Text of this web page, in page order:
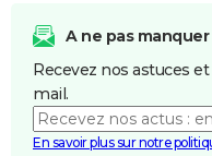
A ne pas manquer
Recevez nos astuces
mail.
En savoir plus sur notre